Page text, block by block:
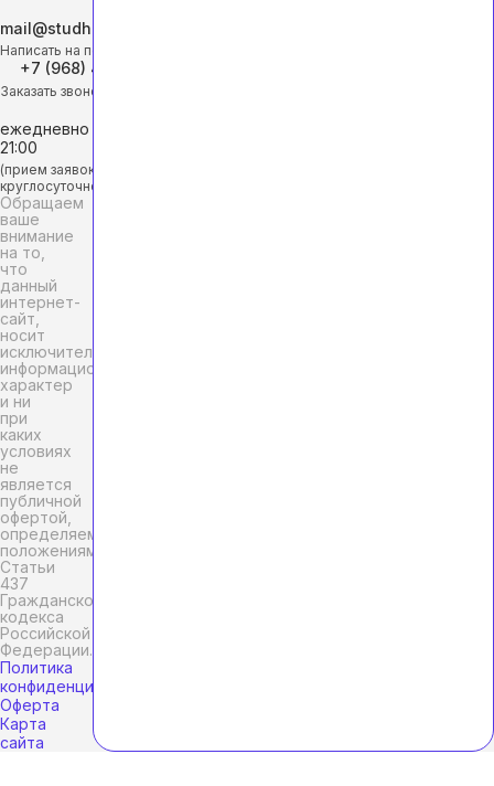
mail@studhelp-online.ru
Написать на почту
+7 (968) 453-29-88
Заказать звонок
ежедневно с 9:00 до
21:00
(прием заявок
круглосуточно)
Обращаем
ваше
внимание
на то,
что
данный
интернет-
сайт,
носит
исключительно
информационный
характер
и ни
при
каких
условиях
не
является
публичной
офертой,
определяемой
положениями
Статьи
437
Гражданского
кодекса
Российской
Федерации.
Политика
конфиденциальности
Оферта
Карта
сайта